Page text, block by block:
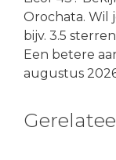
Orochata. Wil
bijv. 3.5
Een betere
augustus